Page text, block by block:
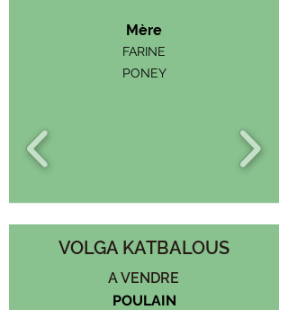
Mère
FARINE
PONEY
VOLGA KATBALOUS
A VENDRE
POULAIN